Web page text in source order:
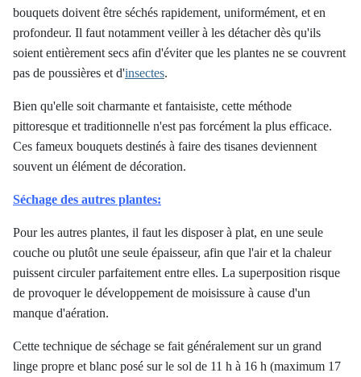
bouquets doivent être séchés rapidement, uniformément, et en
profondeur. Il faut notamment veiller à les détacher dès qu'ils
soient entièrement secs afin d'éviter que les plantes ne se couvrent
pas de poussières et d'insectes.
Bien qu'elle soit charmante et fantaisiste, cette méthode
pittoresque et traditionnelle n'est pas forcément la plus efficace.
Ces fameux bouquets destinés à faire des tisanes deviennent
souvent un élément de décoration.
Séchage des autres plantes:
Pour les autres plantes, il faut les disposer à plat, en une seule
couche ou plutôt une seule épaisseur, afin que l'air et la chaleur
puissent circuler parfaitement entre elles. La superposition risque
de provoquer le développement de moisissure à cause d'un
manque d'aération.
Cette technique de séchage se fait généralement sur un grand
linge propre et blanc posé sur le sol de 11 h à 16 h (maximum 17